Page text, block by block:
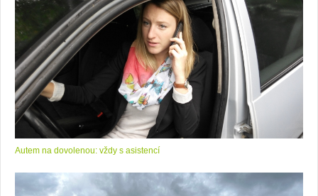
Autem na dovolenou: vždy s asistencí